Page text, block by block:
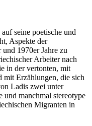
seine poetische und
Aspekte der
1970er Jahre zu
Arbeiter nach
in der vertonten, mit
mit Erzählungen, die sich
Ladis zwei unter
und manchmal stereotype
Migranten in